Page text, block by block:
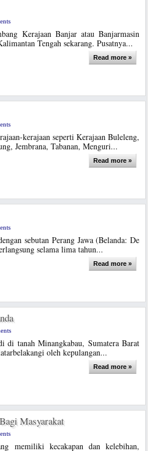
Kerajaan Banjar atau Banjarmasin
Tengah sekarang. Pusatnya...
Read more »
kerajaan seperti Kerajaan Buleleng,
Jembrana, Tabanan, Menguri...
Read more »
sebutan Perang Jawa (Belanda: De
selama lima tahun...
Read more »
di tanah Minangkabau, Sumatera Barat
oleh kepulangan...
Read more »
Masyarakat
memiliki kecakapan dan kelebihan,